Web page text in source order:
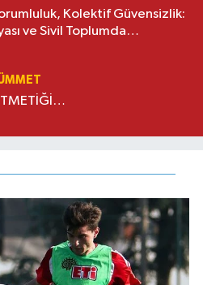
Kolektif Güvensizlik:
ve Sivil Toplumda